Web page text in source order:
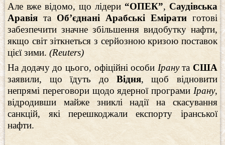
Але вже відомо, що лідери “ОПЕК”, Саудівська
Аравіята Об’єднані Арабські Емірати готові
забезпечити значне збільшення видобутку нафти,
якщо світ зіткнеться з серйозною кризою поставок
цієї зими.(Reuters)
На додачу до цього, офіційні особи Іранута США
заявили, що їдуть до Відня, щоб відновити
непрямі переговори щодо ядерної програми Ірану,
відродивши майже зниклі надії на скасування
санкцій, які перешкоджали експорту іранської
нафти.